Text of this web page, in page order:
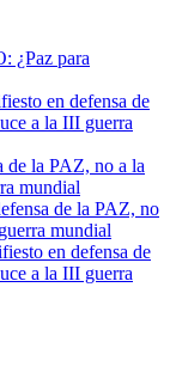
¿Paz para
en defensa de
a la III guerra
de la PAZ, no a la
mundial
de la PAZ, no
mundial
en defensa de
a la III guerra